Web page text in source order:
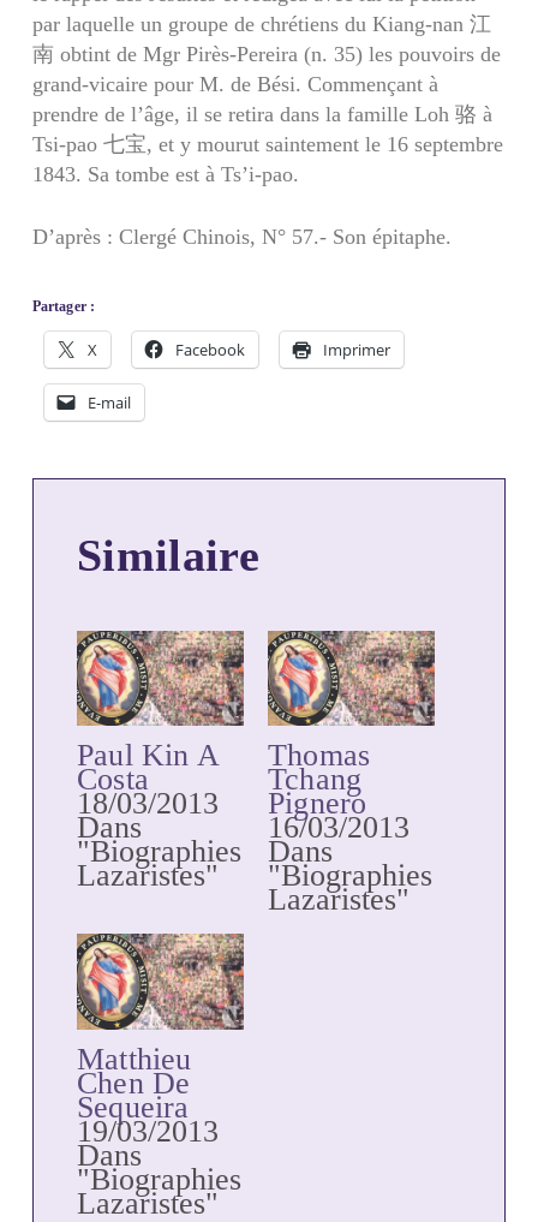
par laquelle un groupe de chrétiens du Kiang-nan 江
南 obtint de Mgr Pirès-Pereira (n. 35) les pouvoirs de
grand-vicaire pour M. de Bési. Commençant à
prendre de l’âge, il se retira dans la famille Loh 骆 à
Tsi-pao 七宝, et y mourut saintement le 16 septembre
1843. Sa tombe est à Ts’i-pao.
D’après : Clergé Chinois, N° 57.- Son épitaphe.
Partager :
X Facebook Imprimer
E-mail
Similaire
Paul Kin A
Costa
18/03/2013
Dans
"Biographies
Lazaristes"
Thomas
Tchang
Pignero
16/03/2013
Dans
"Biographies
Lazaristes"
Matthieu
Chen De
Sequeira
19/03/2013
Dans
"Biographies
Lazaristes"